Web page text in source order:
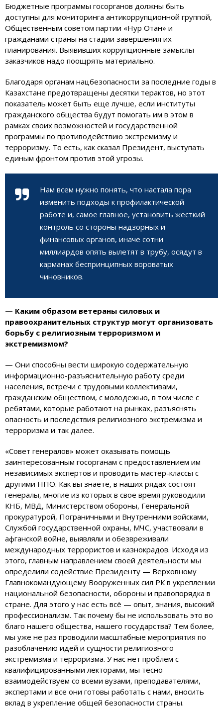
Бюджетные программы госорганов должны быть
доступны для мониторинга антикоррупционной группой,
Общественным советом партии «Нур Отан» и
гражданами страны на стадии завершения их
планирования. Выявивших коррупционные замыслы
заказчиков надо поощрять материально.
Благодаря органам нацбезопасности за последние годы в
Казахстане предотвращены десятки терактов, но этот
показатель может быть еще лучше, если институты
гражданского общества будут помогать им в этом в
рамках своих возможностей и государственной
программы по противодействию экстремизму и
терроризму. То есть, как сказал Президент, выступать
единым фронтом против этой угрозы.
Нам всем нужно понять, что настала пора
изменить подходы к профилактической
работе и, самое главное, установить жесткий
контроль со стороны надзорных и
финансовых органов, иначе сотни
миллиардов опять вылетят в трубу, осядут в
карманах беспринципных вороватых
чиновников.
— Каким образом ветераны силовых и
правоохранительных структур могут организовать
борьбу с религиозным терроризмом и
экстремизмом?
— Они способны вести широкую содержательную
информационно-разъяснительную работу среди
населения, встречи с трудовыми коллективами,
гражданским обществом, с молодежью, в том числе с
ребятами, которые работают на рынках, разъяснять
опасность и последствия религиозного экстремизма и
терроризма и так далее.
«Совет генералов» может оказывать помощь
заинтересованным госорганам с предоставлением им
независимых экспертов и проводить мастер-классы с
другими НПО. Как вы знаете, в наших рядах состоят
генералы, многие из которых в свое время руководили
КНБ, МВД, Министерством обороны, Генеральной
прокуратурой, Пограничными и Внутренними войсками,
Службой государственной охраны, МЧС, участвовали в
афганской войне, выявляли и обезвреживали
международных террористов и казнокрадов. Исходя из
этого, главным направлением своей деятельности мы
определили содействие Президенту — Верховному
Главнокомандующему Вооруженных сил РК в укреплении
национальной безопасности, обороны и правопорядка в
стране. Для этого у нас есть всё — опыт, знания, высокий
профессионализм. Так почему бы не использовать это во
благо нашего общества, нашего государства? Тем более,
мы уже не раз проводили масштабные мероприятия по
разоблачению идей и сущности религиозного
экстремизма и терроризма. У нас нет проблем с
квалифицированными лекторами, мы тесно
взаимодействуем со всеми вузами, преподавателями,
экспертами и все они готовы работать с нами, вносить
вклад в укрепление общей безопасности страны.